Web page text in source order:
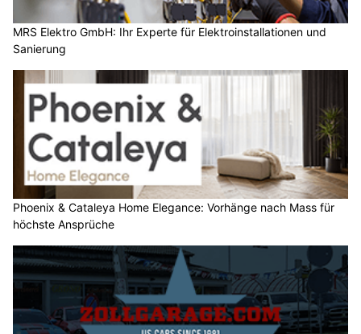
MRS Elektro GmbH: Ihr Experte für Elektroinstallationen und
Sanierung
Phoenix & Cataleya Home Elegance: Vorhänge nach Mass für
höchste Ansprüche